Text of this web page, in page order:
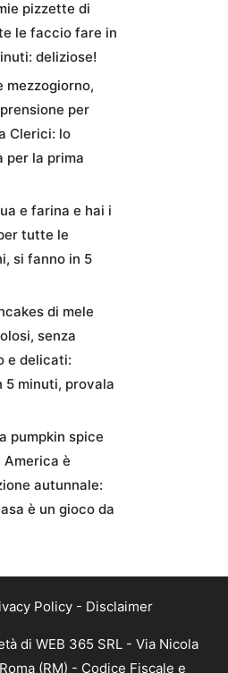
pizzette di
le faccio fare in
deliziose!
mezzogiorno,
per
Clerici: lo
per la prima
e farina e hai i
tutte le
si fanno in 5
di mele
senza
e delicati:
5 minuti, provala
pumpkin spice
è
autunnale:
è un gioco da
Policy- Disclaimer
di WEB 365 SRL - Via Nicola
(RM) - Codice Fiscale e